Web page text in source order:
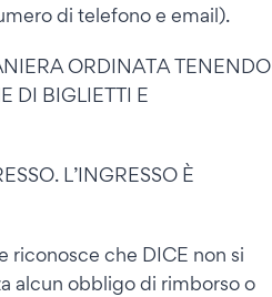
di telefono e email).
ORDINATA TENENDO
DI BIGLIETTI E
L’INGRESSO È
riconosce che DICE non si
alcun obbligo di rimborso o